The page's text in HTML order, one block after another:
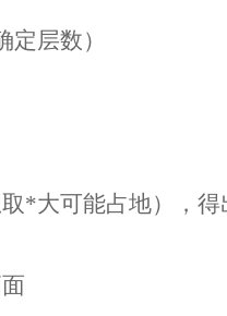
层数）
*大可能占地），